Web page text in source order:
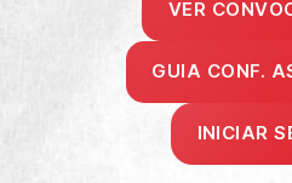
VER
GUIA CONF.
INICIAR